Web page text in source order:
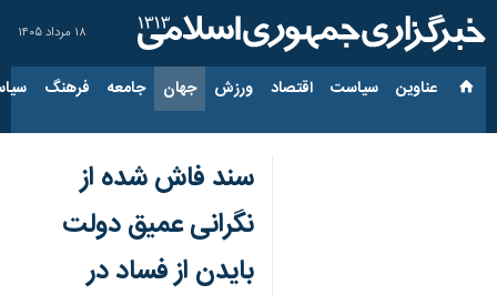
۱۸ مرداد ۱۴۰۵
عناوین‌ سیاست اقتصاد ورزش جهان جامعه فرهنگ
سند فاش شده از
نگرانی عمیق دولت
بایدن از فساد در